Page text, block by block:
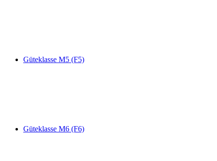
Güteklasse M5 (F5)
Güteklasse M6 (F6)